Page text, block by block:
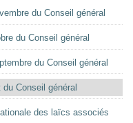
du Conseil général
du Conseil général
du Conseil général
du Conseil général
des laïcs associés